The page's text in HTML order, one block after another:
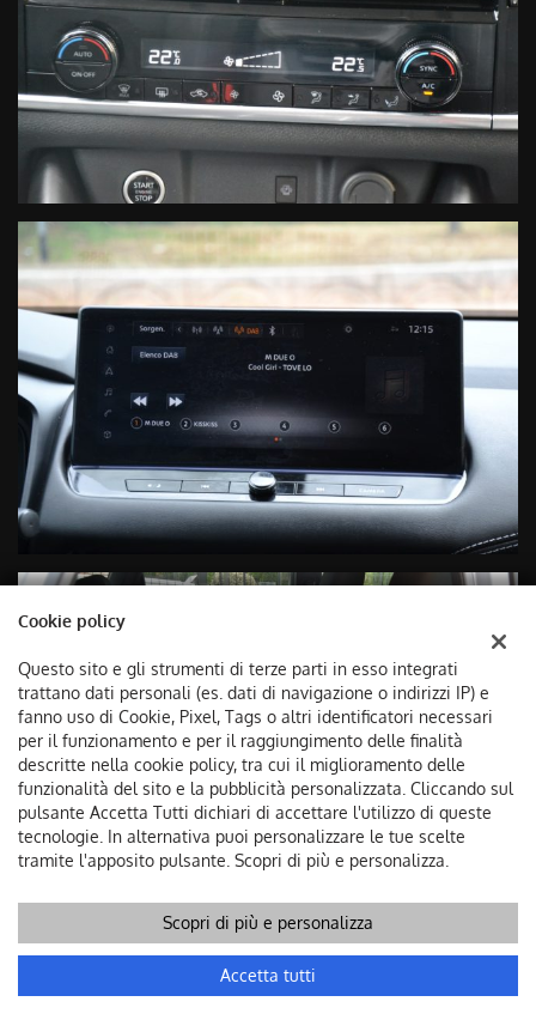
Contatta un consulente
Cookie policy
Questo sito e gli strumenti di terze parti in esso integrati
trattano dati personali (es. dati di navigazione o indirizzi IP) e
fanno uso di Cookie, Pixel, Tags o altri identificatori necessari
per il funzionamento e per il raggiungimento delle finalità
descritte nella cookie policy, tra cui il miglioramento delle
funzionalità del sito e la pubblicità personalizzata. Cliccando sul
pulsante Accetta Tutti dichiari di accettare l'utilizzo di queste
tecnologie. In alternativa puoi personalizzare le tue scelte
tramite l'apposito pulsante. Scopri di più e personalizza.
Scopri di più e personalizza
Accetta tutti